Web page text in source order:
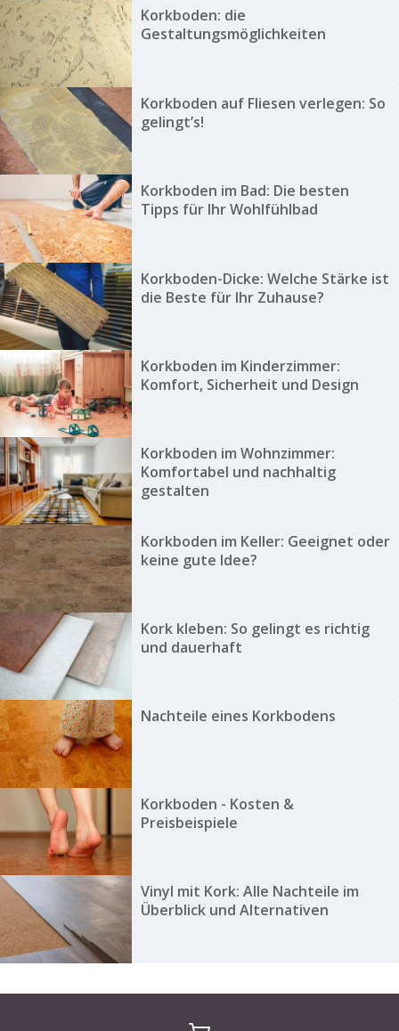
Korkboden: die
Gestaltungsmöglichkeiten
Korkboden auf Fliesen verlegen: So
gelingt’s!
Korkboden im Bad: Die besten
Tipps für Ihr Wohlfühlbad
Korkboden-Dicke: Welche Stärke ist
die Beste für Ihr Zuhause?
Korkboden im Kinderzimmer:
Komfort, Sicherheit und Design
Korkboden im Wohnzimmer:
Komfortabel und nachhaltig
gestalten
Korkboden im Keller: Geeignet oder
keine gute Idee?
Kork kleben: So gelingt es richtig
und dauerhaft
Nachteile eines Korkbodens
Korkboden - Kosten &
Preisbeispiele
Vinyl mit Kork: Alle Nachteile im
Überblick und Alternativen